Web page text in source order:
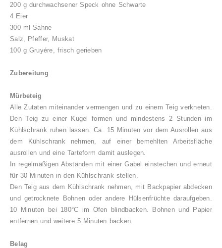
200 g durchwachsener Speck ohne Schwarte
4 Eier
300 ml Sahne
Salz, Pfeffer, Muskat
100 g Gruyére, frisch gerieben
Zubereitung
Mürbeteig
Alle Zutaten miteinander vermengen und zu einem Teig verkneten.
Den Teig zu einer Kugel formen und mindestens 2 Stunden im
Kühlschrank ruhen lassen. Ca. 15 Minuten vor dem Ausrollen aus
dem Kühlschrank nehmen, auf einer bemehlten Arbeitsfläche
ausrollen und eine Tarteform damit auslegen.
In regelmäßigen Abständen mit einer Gabel einstechen und erneut
für 30 Minuten in den Kühlschrank stellen.
Den Teig aus dem Kühlschrank nehmen, mit Backpapier abdecken
und getrocknete Bohnen oder andere Hülsenfrüchte daraufgeben.
10 Minuten bei 180°C im Ofen blindbacken. Bohnen und Papier
entfernen und weitere 5 Minuten backen.
Belag